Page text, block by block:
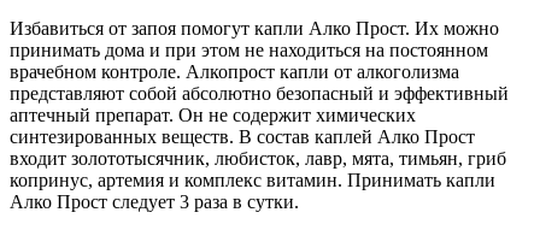
Избавиться от запоя помогут капли Алко Прост. Их можно
принимать дома и при этом не находиться на постоянном
врачебном контроле. Алкопрост капли от алкоголизма
представляют собой абсолютно безопасный и эффективный
аптечный препарат. Он не содержит химических
синтезированных веществ. В состав каплей Алко Прост
входит золототысячник, любисток, лавр, мята, тимьян, гриб
копринус, артемия и комплекс витамин. Принимать капли
Алко Прост следует 3 раза в сутки.